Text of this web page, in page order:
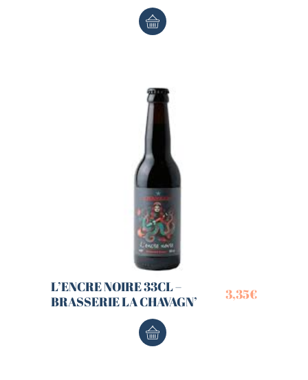
L’ENCRE NOIRE 33CL –
BRASSERIE LA CHAVAGN’
3,35€